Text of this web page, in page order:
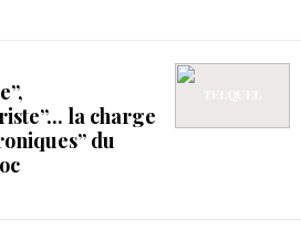
la charge
du